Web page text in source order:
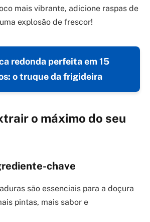
mais vibrante, adicione raspas de
explosão de frescor!
redonda perfeita em 15
o truque da frigideira
o máximo do seu
chave
são essenciais para a doçura
pintas, mais sabor e